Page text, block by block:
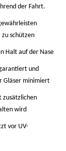
der Fahrt.
schützen
Halt auf der Nase
und
Gläser minimiert
zusätzlichen
wird
vor UV-